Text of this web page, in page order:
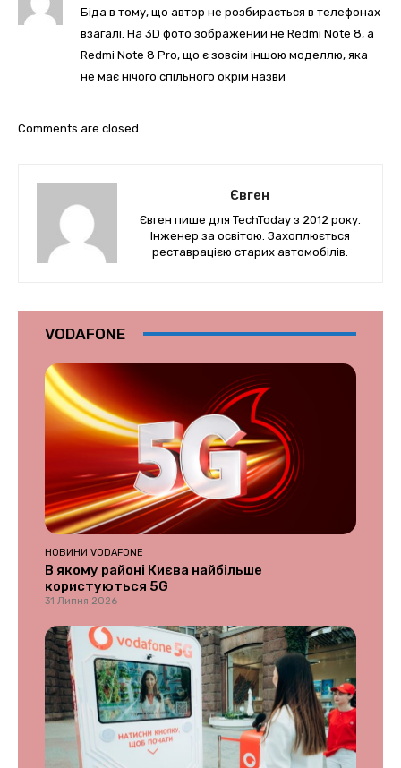
Біда в тому, що автор не розбирається в телефонах
взагалі. На 3D фото зображений не Redmi Note 8, а
Redmi Note 8 Pro, що є зовсім іншою моделлю, яка
не має нічого спільного окрім назви
Comments are closed.
Євген
Євген пише для TechToday з 2012 року.
Інженер за освітою. Захоплюється
реставрацією старих автомобілів.
VODAFONE
НОВИНИ VODAFONE
В якому районі Києва найбільше
користуються 5G
31 Липня 2026